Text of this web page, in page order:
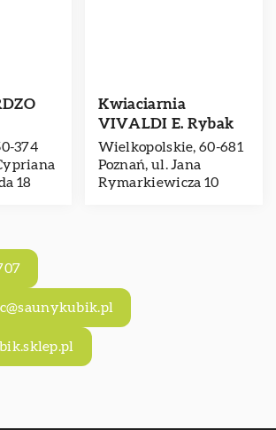
374
18
Kwiaciarnia
VIVALDI E. Rybak
Wielkopolskie, 60-681
Poznań, ul. Jana
Rymarkiewicza 10